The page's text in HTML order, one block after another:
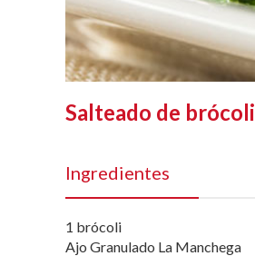
Salteado de brócoli
Ingredientes
1 brócoli
Ajo Granulado La Manchega